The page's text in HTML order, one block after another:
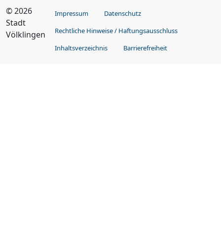
© 2026
Stadt
Völklingen
Impressum
Datenschutz
Rechtliche Hinweise / Haftungsausschluss
Inhaltsverzeichnis
Barrierefreiheit